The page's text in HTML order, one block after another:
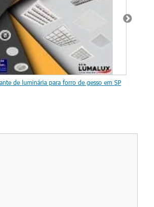
de luminária para forro de gesso em SP